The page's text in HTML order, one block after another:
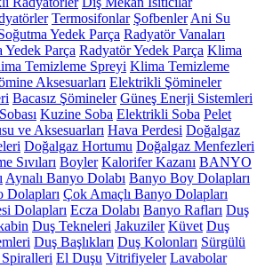
Termosifonlar Şofbenler Ani Su
Yedek Parça Radyatör Vanaları
Parça Radyatör Yedek Parça Klima
Temizleme Spreyi Klima Temizleme
Aksesuarları Elektrikli Şömineler
Bacasız Şömineler Güneş Enerji Sistemleri
Kuzine Soba Elektrikli Soba Pelet
ve Aksesuarları Hava Perdesi Doğalgaz
Doğalgaz Hortumu Doğalgaz Menfezleri
Sıvıları Boyler Kalorifer Kazanı BANYO
Aynalı Banyo Dolabı Banyo Boy Dolapları
Dolapları Çok Amaçlı Banyo Dolapları
Dolapları Ecza Dolabı Banyo Rafları Duş
Duş Tekneleri Jakuziler Küvet Duş
Duş Başlıkları Duş Kolonları Sürgülü
El Duşu Vitrifiyeler Lavabolar